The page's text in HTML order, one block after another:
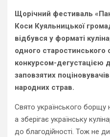
Щорічний фестиваль
Коси Куяльницької
відбувся у форматі
одного старостинського
конкурсом-дегустацією
заповзятих
народних страв.
Свято українського борщу
а зберігає українську
до благодійності. Тож не